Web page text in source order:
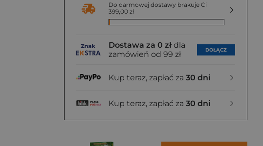
Do darmowej dostawy brakuje Ci
399,00 zł
Dostawa za 0 zł dla
zamówień od 99 zł
DOŁĄCZ
Kup teraz, zapłać za 30 dni
Kup teraz, zapłać za 30 dni